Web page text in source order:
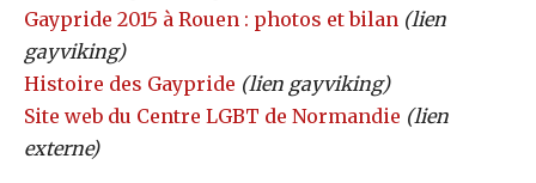
Gaypride 2015 à Rouen : photos et bilan (lien
gayviking)
Histoire des Gaypride (lien gayviking)
Site web du Centre LGBT de Normandie (lien
externe)